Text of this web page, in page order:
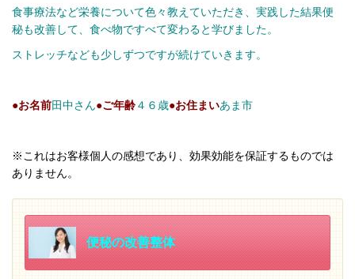
食事療法など栄養について色々教えていただき、実践した結果便
秘も改善して、食べ物ですべて変わると学びました。
ストレッチなども少しずつですが続けていきます。
●お名前田中さん●ご年齢４６歳●お住まいあま市
※これはお客様個人の感想であり、効果効能を保証するものでは
ありません。
便秘の改善整体